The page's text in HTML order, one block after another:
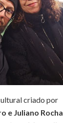
criado por
e Juliano Rocha